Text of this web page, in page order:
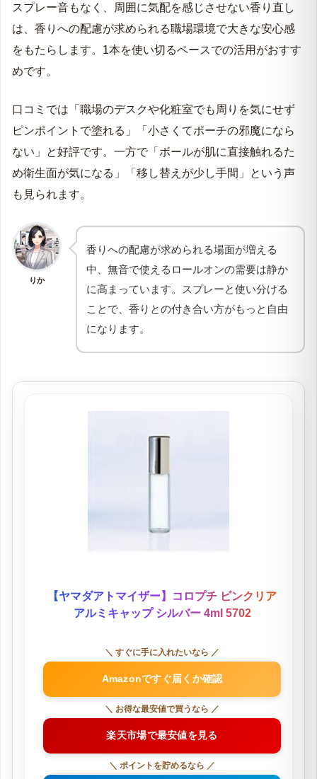
スプレー音もなく、周囲に気配を感じさせない香り直し
は、香りへの配慮が求められる職場環境で大きな安心感
をもたらします。1本を使い切るペースでの活用がおすす
めです。
口コミでは「職場のデスクや化粧室でも周りを気にせず
ピンポイントで塗れる」「小さくてポーチの邪魔になら
ない」と好評です。一方で「ボールが肌に直接触れるた
め衛生面が気になる」「移し替えが少し手間」という声
も見られます。
りか
香りへの配慮が求められる場面が増える
中、無音で使えるロールオンの需要は静か
に高まっています。スプレーと使い分ける
ことで、香りとの付き合い方がもっと自由
になります。
【ヤマダアトマイザー】コロプチ ビンクリア
アルミキャップ シルバー 4ml 5702
＼ すぐに手に入れたいなら ／
Amazonですぐ届くか確認
＼ お得な最安値で買うなら ／
楽天市場で最安値を見る
＼ ポイントを貯めるなら ／